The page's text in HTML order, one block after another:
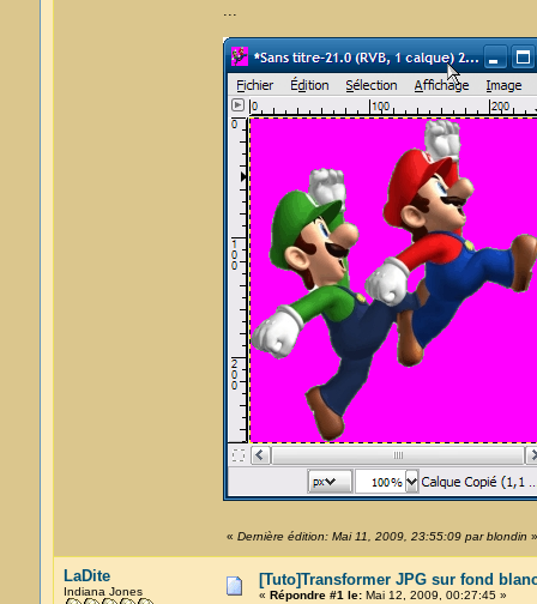
...
« Dernière édition: Mai 11, 2009, 23:55:09 par blondin »
LaDite
Indiana Jones
[Tuto]Transformer JPG sur fond
« Répondre #1 le:Mai 12, 2009, 00:27:45 »